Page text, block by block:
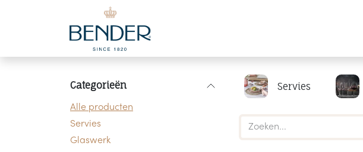
Overslaan naar inhoud
Categorieën
Alle producten
Servies
Glaswerk
Servies